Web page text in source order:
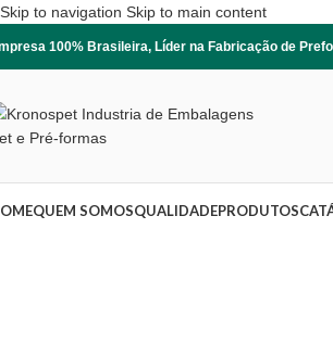
Skip to navigation Skip to main content
100% Brasileira, Líder na Fabricação de
QUEM SOMOSQUALIDADEPRODUTOS